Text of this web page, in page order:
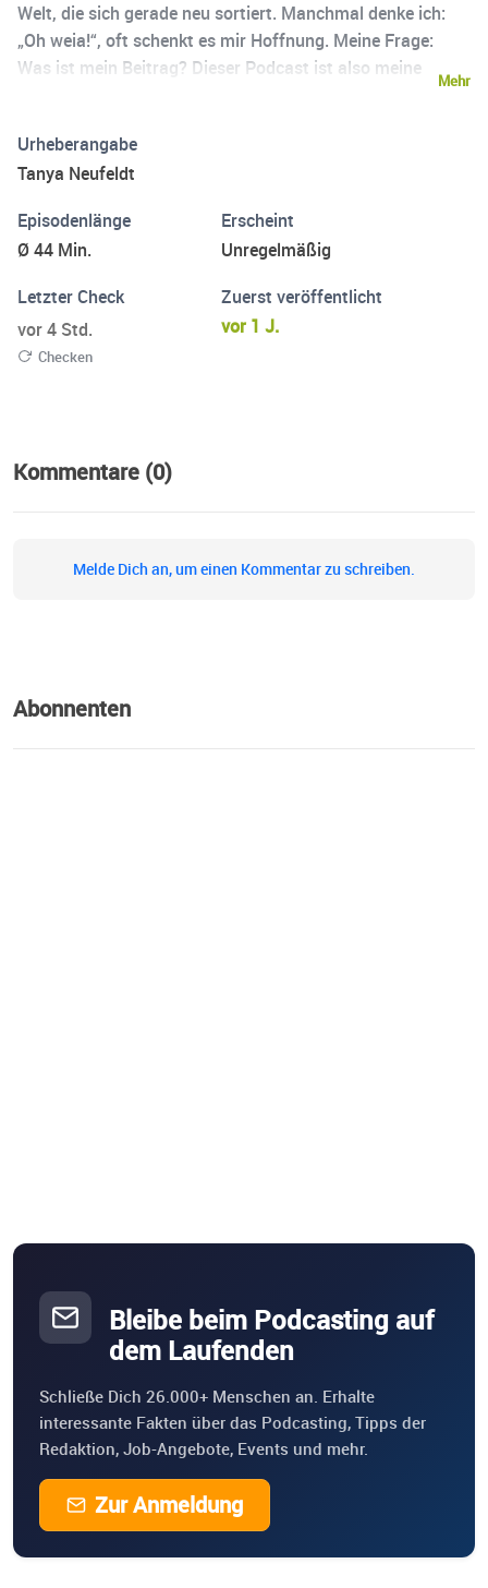
Welt, die sich gerade neu sortiert. Manchmal denke ich:
„Oh weia!“, oft schenkt es mir Hoffnung. Meine Frage:
Was ist mein Beitrag? Dieser Podcast ist also meine
Begegnung. Mehr zu diesem Podcast, Retreats, Events
und allem, was sonst noch entsteht, findest du auf meiner
Vorschläge und Gedanken immer gerne an news@pop-
your-bubble.com.
Mehr
Urheberangabe
Tanya Neufeldt
Episodenlänge
Ø 44 Min.
Erscheint
Unregelmäßig
Letzter Check
vor 4 Std.
Checken
Zuerst veröffentlicht
vor 1 J.
Kommentare (0)
Melde Dich an, um einen Kommentar zu schreiben.
Abonnenten
Bleibe beim Podcasting auf
dem Laufenden
Schließe Dich 26.000+ Menschen an. Erhalte
interessante Fakten über das Podcasting, Tipps der
Redaktion, Job-Angebote, Events und mehr.
Zur Anmeldung